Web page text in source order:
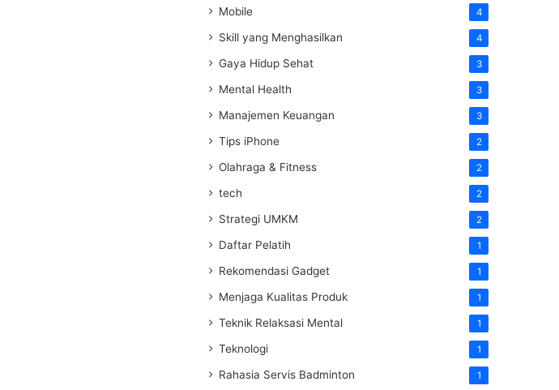
Mobile 4
Skill yang Menghasilkan 4
Gaya Hidup Sehat 3
Mental Health 3
Manajemen Keuangan 3
Tips iPhone 2
Olahraga & Fitness 2
tech 2
Strategi UMKM 2
Daftar Pelatih 1
Rekomendasi Gadget 1
Menjaga Kualitas Produk 1
Teknik Relaksasi Mental 1
Teknologi 1
Rahasia Servis Badminton 1